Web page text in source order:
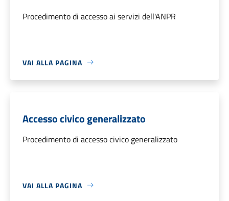
Procedimento di accesso ai servizi dell'ANPR
VAI ALLA PAGINA
Accesso civico generalizzato
Procedimento di accesso civico generalizzato
VAI ALLA PAGINA